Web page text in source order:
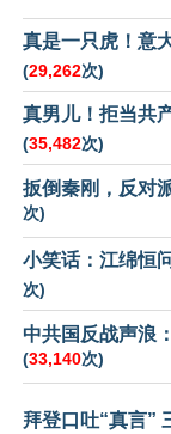
真是一只虎！意
(29,262次)
真男儿！拒当共
(35,482次)
扳倒秦刚，反对
次)
小笑话：江绵恒
次)
中共国反战声浪
(33,140次)
拜登口吐“真言”